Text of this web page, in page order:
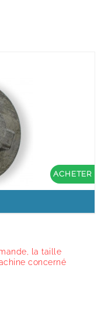
ACHETER
la taille
concerné